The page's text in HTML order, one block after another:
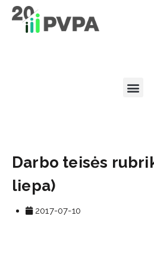
Darbo teisės
liepa)
2017-07-10